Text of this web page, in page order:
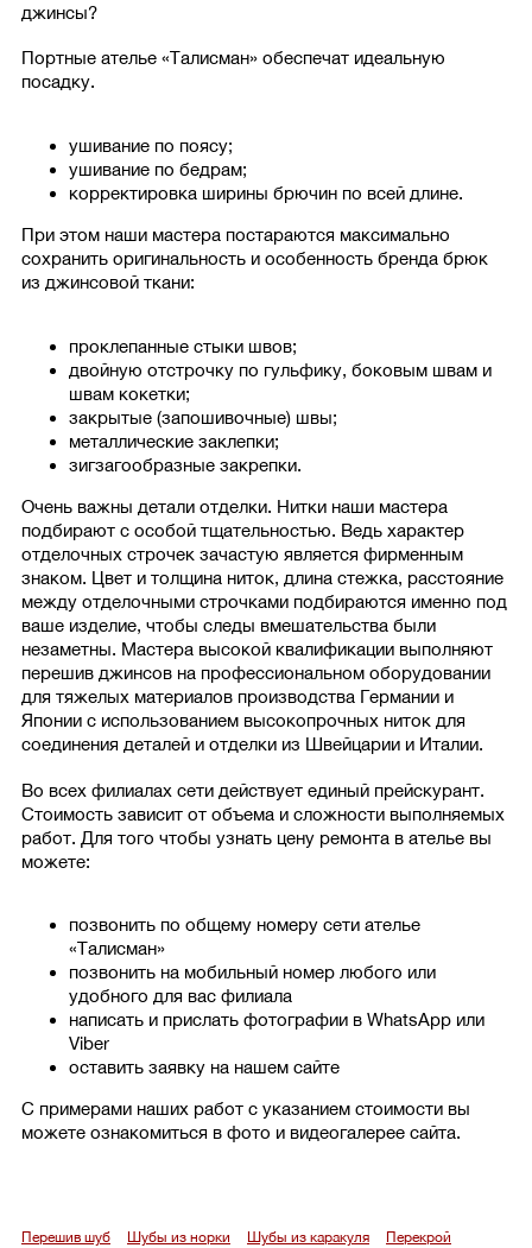
джинсы?
Портные ателье «Талисман» обеспечат идеальную
посадку.
ушивание по поясу;
ушивание по бедрам;
корректировка ширины брючин по всей длине.
При этом наши мастера постараются максимально
сохранить оригинальность и особенность бренда брюк
из джинсовой ткани:
проклепанные стыки швов;
двойную отстрочку по гульфику, боковым швам и
швам кокетки;
закрытые (запошивочные) швы;
металлические заклепки;
зигзагообразные закрепки.
Очень важны детали отделки. Нитки наши мастера
подбирают с особой тщательностью. Ведь характер
отделочных строчек зачастую является фирменным
знаком. Цвет и толщина ниток, длина стежка, расстояние
между отделочными строчками подбираются именно под
ваше изделие, чтобы следы вмешательства были
незаметны. Мастера высокой квалификации выполняют
перешив джинсов на профессиональном оборудовании
для тяжелых материалов производства Германии и
Японии с использованием высокопрочных ниток для
соединения деталей и отделки из Швейцарии и Италии.
Во всех филиалах сети действует единый прейскурант.
Стоимость зависит от объема и сложности выполняемых
работ. Для того чтобы узнать цену ремонта в ателье вы
можете:
позвонить по общему номеру сети ателье
«Талисман»
позвонить на мобильный номер любого или
удобного для вас филиала
написать и прислать фотографии в WhatsApp или
Viber
оставить заявку на нашем сайте
С примерами наших работ с указанием стоимости вы
можете ознакомиться в фото и видеогалерее сайта.
Перешив шуб Шубы из норки Шубы из каракуля
Перекрой